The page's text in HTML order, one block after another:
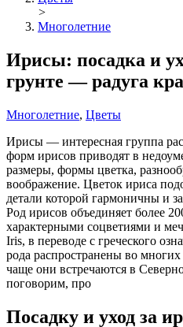
>
Многолетние
Ирисы: посадка и
грунте — радуга
Многолетние, Цветы
Ирисы — интересная группа
форм ирисов приводят в
размеры, формы цветка,
воображение. Цветок ириса
детали которой гармоничны и
Род ирисов объединяет более
характерными соцветиями и
Iris, в переводе с греческого
рода распространены во
чаще они встречаются в
поговорим, про
Посадку и уход за